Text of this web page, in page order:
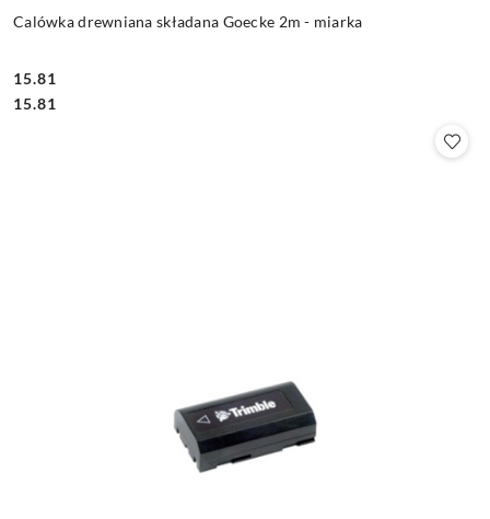
Calówka drewniana składana Goecke 2m - miarka
Cena:
15.81
Cena:
15.81